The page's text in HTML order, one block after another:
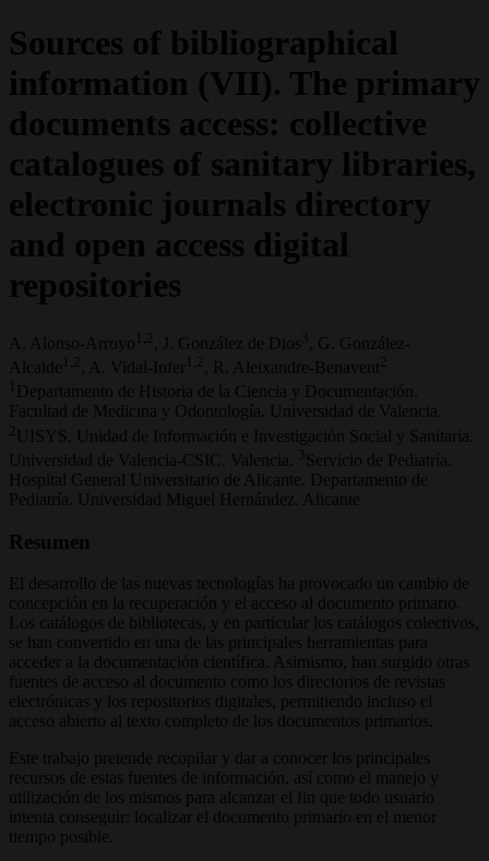
Sources of bibliographical
information (VII). The primary
documents access: collective
catalogues of sanitary libraries,
electronic journals directory
and open access digital
repositories
A. Alonso-Arroyo 1,2 , J. González de Dios 3
, G. González-
Alcaide 1,2 , A. Vidal-Infer 1,2 , R. Aleixandre-Benavent
1 Departamento de Historia de la Ciencia y Documentación.
Facultad de Medicina y Odontología. Universidad de Valencia.
UISYS, Unidad de Información e Investigación Social y Sanitaria.
Universidad de Valencia-CSIC. Valencia.
3 Servicio de Pediatría.
Hospital General Universitario de Alicante. Departamento de
Pediatría. Universidad Miguel Hernández. Alicante
Resumen
El desarrollo de las nuevas tecnologías ha provocado un cambio de
concepción en la recuperación y el acceso al documento primario.
Los catálogos de bibliotecas, y en particular los catálogos colectivos,
se han convertido en una de las principales herramientas para
acceder a la documentación científica. Asimismo, han surgido otras
fuentes de acceso al documento como los directorios de revistas
electrónicas y los repositorios digitales, permitiendo incluso el
acceso abierto al texto completo de los documentos primarios.
Este trabajo pretende recopilar y dar a conocer los principales
recursos de estas fuentes de información, así como el manejo y
utilización de los mismos para alcanzar el fin que todo usuario
intenta conseguir: localizar el documento primario en el menor
tiempo posible.